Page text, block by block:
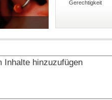
Gerechtigkeit